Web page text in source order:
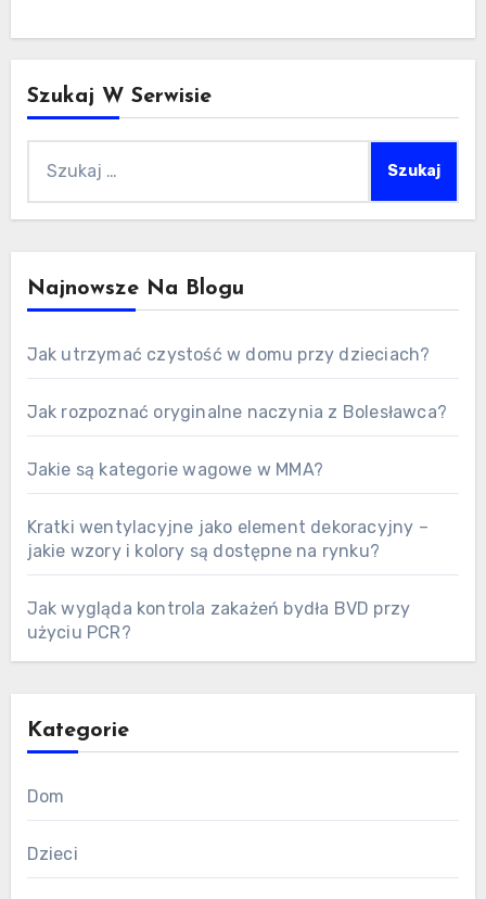
Szukaj W Serwisie
Najnowsze Na Blogu
Jak utrzymać czystość w domu przy dzieciach?
Jak rozpoznać oryginalne naczynia z Bolesławca?
Jakie są kategorie wagowe w MMA?
Kratki wentylacyjne jako element dekoracyjny –
jakie wzory i kolory są dostępne na rynku?
Jak wygląda kontrola zakażeń bydła BVD przy
użyciu PCR?
Kategorie
Dom
Dzieci